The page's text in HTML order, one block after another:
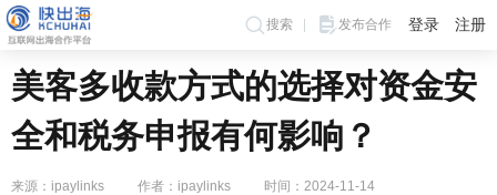
搜索 发布合作 登录 注册
美客多收款方式的选择对资金安
全和税务申报有何影响？
来源：ipaylinks 作者：ipaylinks 时间：2024-11-14